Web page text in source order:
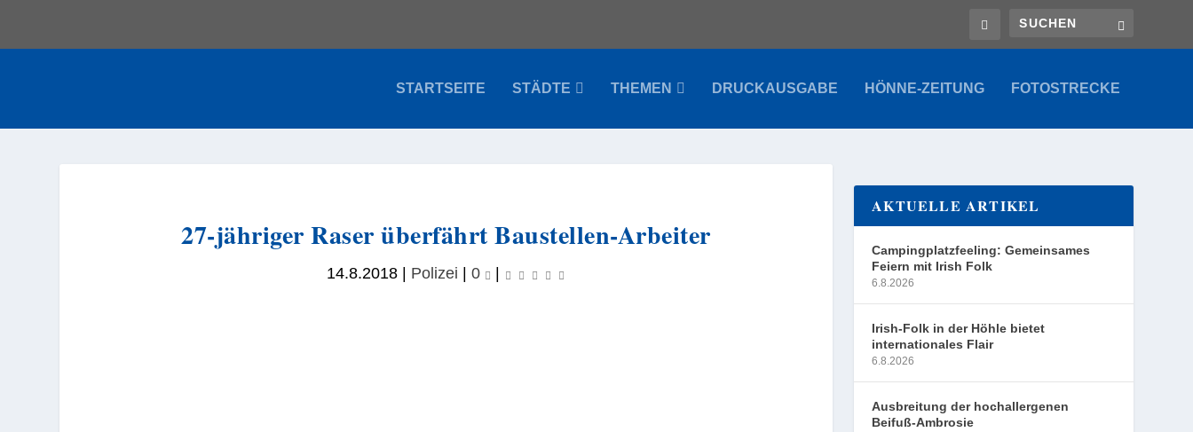
STARTSEITE STÄDTE THEMEN DRUCKAUSGABE HÖNNE-ZEITUNG FOTOSTRECKE
27-jähriger Raser überfährt Baustellen-Arbeiter
14.8.2018| Polizei 0
AKTUELLE ARTIKEL
Campingplatzfeeling: Gemeinsames
Feiern mit Irish Folk
6.8.2026
Irish-Folk in der Höhle bietet
internationales Flair
6.8.2026
Ausbreitung der hochallergenen
Beifuß-Ambrosie